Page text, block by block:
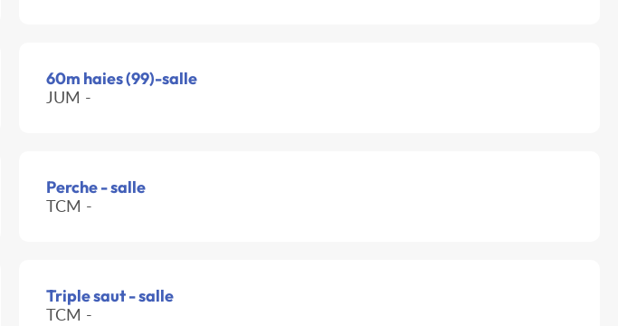
60m haies (99)-salle
JUM -
Perche - salle
TCM -
Triple saut - salle
TCM -